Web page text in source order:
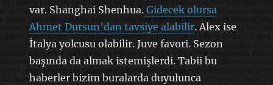
var. Shanghai Shenhua.Gidecek olursa
Ahmet Dursun’dan tavsiye alabilir. Alex ise
İtalya yolcusu olabilir. Juve favori. Sezon
başında da almak istemişlerdi. Tabii bu
haberler bizim buralarda duyulunca